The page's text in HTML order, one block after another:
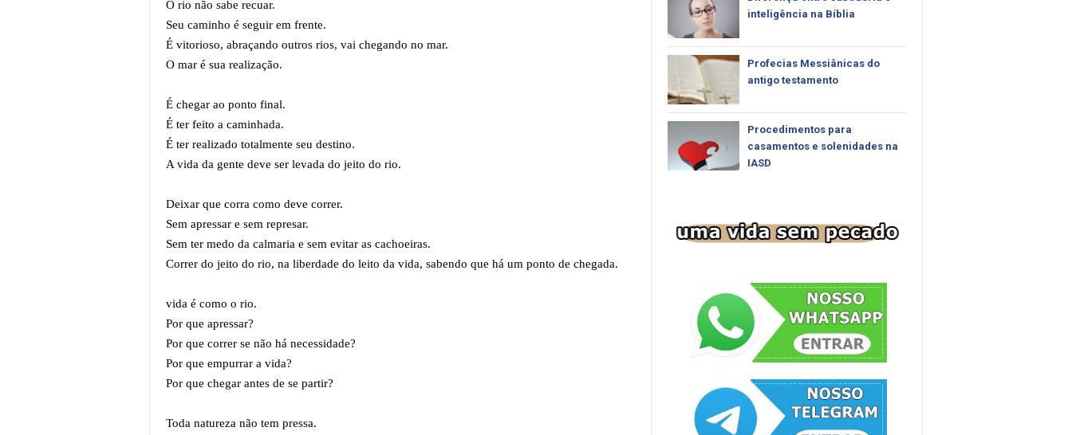
O rio não sabe recuar.
Seu caminho é seguir em frente.
É vitorioso, abraçando outros rios, vai chegando no mar.
O mar é sua realização.
É chegar ao ponto final.
É ter feito a caminhada.
É ter realizado totalmente seu destino.
A vida da gente deve ser levada do jeito do rio.
Deixar que corra como deve correr.
Sem apressar e sem represar.
Sem ter medo da calmaria e sem evitar as cachoeiras.
Correr do jeito do rio, na liberdade do leito da vida, sabendo que há um ponto de chegada.
vida é como o rio.
Por que apressar?
Por que correr se não há necessidade?
Por que empurrar a vida?
Por que chegar antes de se partir?
Toda natureza não tem pressa.
inteligência na Bíblia
Profecias Messiânicas do
antigo testamento
Procedimentos para
casamentos e solenidades na
IASD